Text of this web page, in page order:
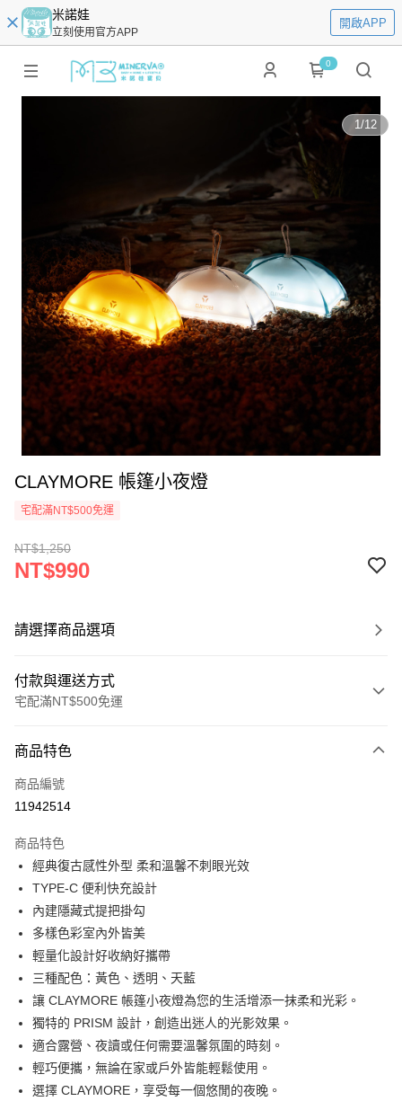
米諾娃
立刻使用官方APP
開啟APP
0
1/12
CLAYMORE 帳篷小夜燈
宅配滿NT$500免運
NT$1,250
NT$990
請選擇商品選項
付款與運送方式
宅配滿NT$500免運
信用卡一次付款
LINE Pay
街口支付
悠遊付
ATM付款
運送方式
宅配
每筆NT$80，滿NT$500(含以上)免運費
臺灣離島-金、馬、澎
每筆NT$100，滿NT$1,000(含以上)免運費
商品特色
商品編號
11942514
商品特色
經典復古感性外型 柔和溫馨不刺眼光效
TYPE-C 便利快充設計
內建隱藏式提把掛勾
多樣色彩室內外皆美
輕量化設計好收納好攜帶
三種配色：黃色、透明、天藍
讓 CLAYMORE 帳篷小夜燈為您的生活增添一抹柔和光彩。
獨特的 PRISM 設計，創造出迷人的光影效果。
適合露營、夜讀或任何需要溫馨氛圍的時刻。
輕巧便攜，無論在家或戶外皆能輕鬆使用。
選擇 CLAYMORE，享受每一個悠閒的夜晚。